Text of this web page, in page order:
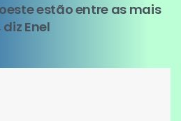
estão entre as mais
Enel